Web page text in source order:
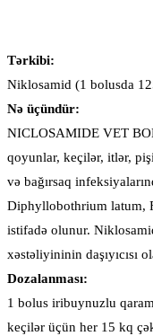
Tərkibi:
Niklosamid (1 bolusda
Nə üçündür:
NICLOSAMIDE VET
qoyunlar, keçilər, itlər,
və bağırsaq
Diphyllobothrium latum,
istifadə olunur.
xəstəliyininin daşıyıcısı
Dozalanması:
1 bolus iribuynuzlu
keçilər üçün her 15 kq